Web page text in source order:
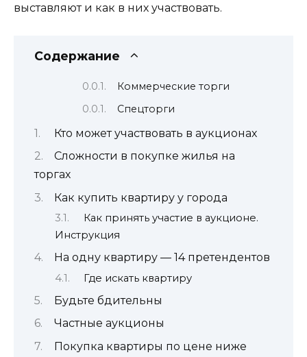
выставляют и как в них участвовать.
Содержание
Коммерческие торги
Спецторги
Кто может участвовать в аукционах
Сложности в покупке жилья на
торгах
Как купить квартиру у города
Как принять участие в аукционе.
Инструкция
На одну квартиру — 14 претендентов
Где искать квартиру
Будьте бдительны
Частные аукционы
Покупка квартиры по цене ниже